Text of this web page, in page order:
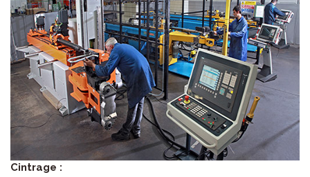
Cintrage :